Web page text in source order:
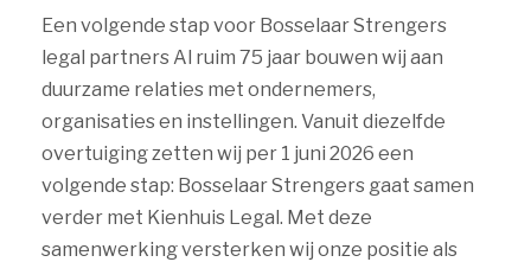
Een volgende stap voor Bosselaar Strengers
legal partners Al ruim 75 jaar bouwen wij aan
duurzame relaties met ondernemers,
organisaties en instellingen. Vanuit diezelfde
overtuiging zetten wij per 1 juni 2026 een
volgende stap: Bosselaar Strengers gaat samen
verder met Kienhuis Legal. Met deze
samenwerking versterken wij onze positie als